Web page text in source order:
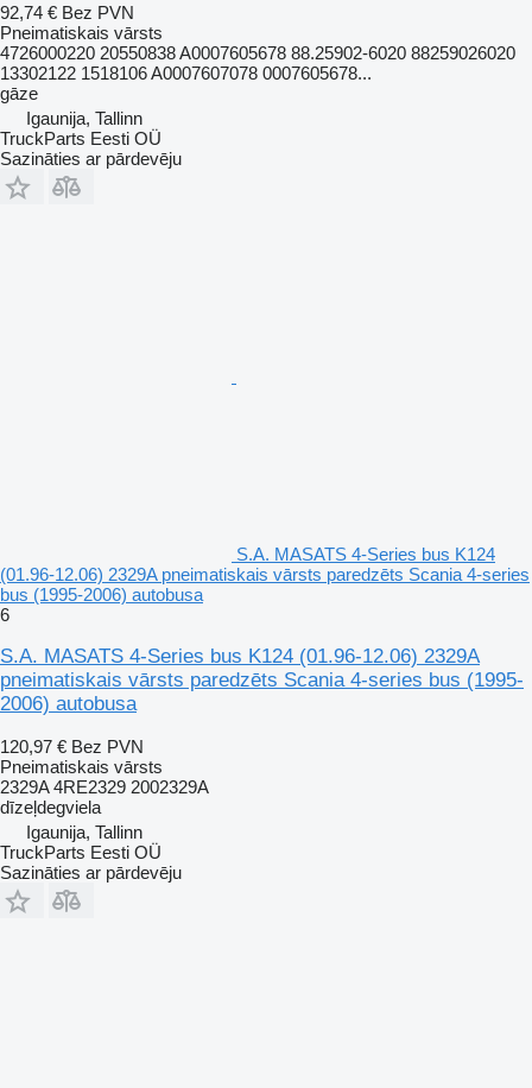
92,74 € Bez PVN
Pneimatiskais vārsts
4726000220 20550838 A0007605678 88.25902-6020 88259026020
13302122 1518106 A0007607078 0007605678...
gāze
Igaunija, Tallinn
TruckParts Eesti OÜ
Sazināties ar pārdevēju
S.A. MASATS 4-Series bus K124
(01.96-12.06) 2329A pneimatiskais vārsts paredzēts Scania 4-series
bus (1995-2006) autobusa
6
S.A. MASATS 4-Series bus K124 (01.96-12.06) 2329A
pneimatiskais vārsts paredzēts Scania 4-series bus (1995-
2006) autobusa
120,97 € Bez PVN
Pneimatiskais vārsts
2329A 4RE2329 2002329A
dīzeļdegviela
Igaunija, Tallinn
TruckParts Eesti OÜ
Sazināties ar pārdevēju